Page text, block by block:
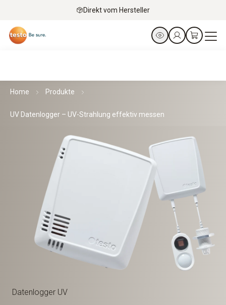
Direkt vom Hersteller
Home Produkte
UV Datenlogger – UV-Strahlung effektiv messen
Datenlogger UV